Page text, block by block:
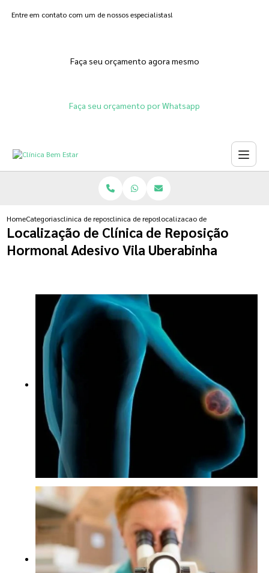
Entre em contato com um de nossos especialistas!
Faça seu orçamento agora mesmo
Faça seu orçamento por Whatsapp
HomeCategoriasclinica de reposicao hormonalclinica de reposicao hormonal feminina
localizacao de clinica de
Localização de Clínica de Reposição
Hormonal Adesivo Vila Uberabinha